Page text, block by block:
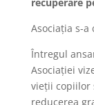
Asociaţia s-
Întregul
Asociaţiei
vieţii copiilor
reducerea